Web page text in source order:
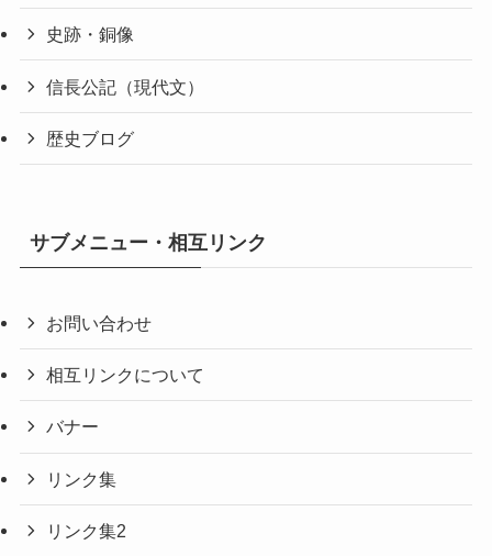
史跡・銅像
信長公記（現代文）
歴史ブログ
サブメニュー・相互リンク
お問い合わせ
相互リンクについて
バナー
リンク集
リンク集2